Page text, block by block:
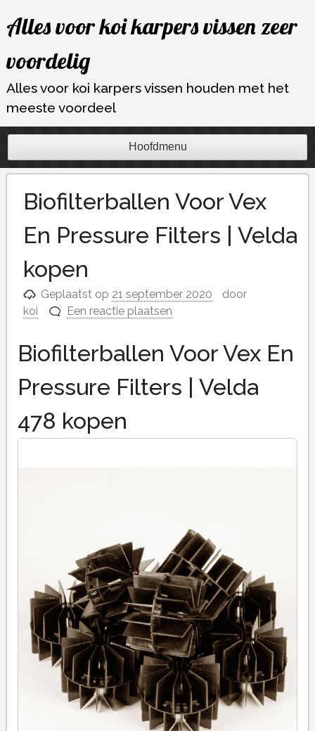
naar
inhoud
Alles voor koi karpers vissen zeer
voordelig
Alles voor koi karpers vissen houden met het
meeste voordeel
Hoofdmenu
Biofilterballen Voor Vex
En Pressure Filters | Velda
kopen
Geplaatst op 21 september 2020
door
koi
Een reactie plaatsen
Biofilterballen Voor Vex En
Pressure Filters | Velda
478 kopen